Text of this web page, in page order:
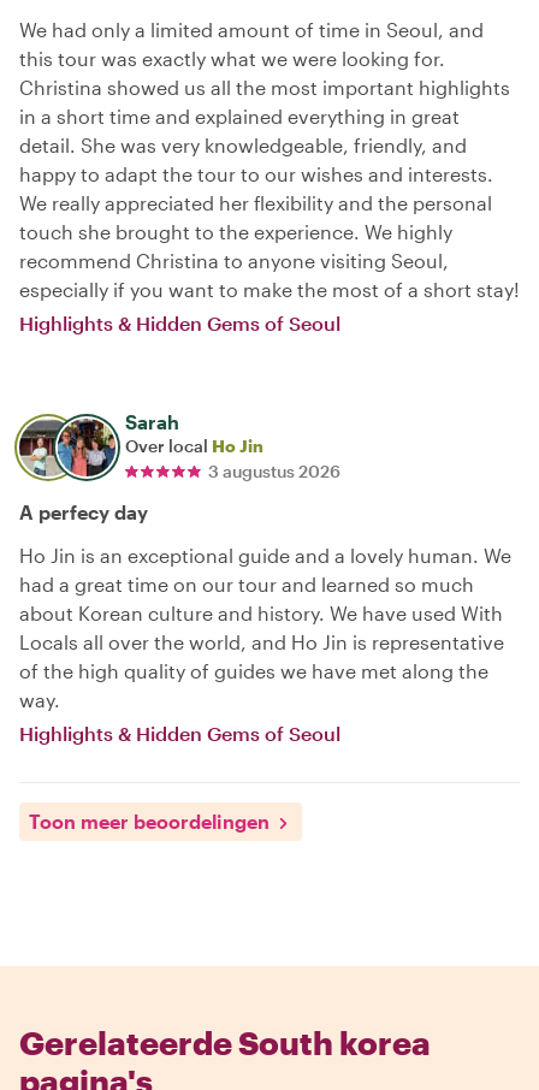
We had only a limited amount of time in Seoul, and
this tour was exactly what we were looking for.
Christina showed us all the most important highlights
in a short time and explained everything in great
detail. She was very knowledgeable, friendly, and
happy to adapt the tour to our wishes and interests.
We really appreciated her flexibility and the personal
touch she brought to the experience. We highly
recommend Christina to anyone visiting Seoul,
especially if you want to make the most of a short stay!
Highlights & Hidden Gems of Seoul
Sarah
Over local Ho Jin
3 augustus 2026
A perfecy day
Ho Jin is an exceptional guide and a lovely human. We
had a great time on our tour and learned so much
about Korean culture and history. We have used With
Locals all over the world, and Ho Jin is representative
of the high quality of guides we have met along the
way.
Highlights & Hidden Gems of Seoul
Toon meer beoordelingen
Gerelateerde South korea
pagina's